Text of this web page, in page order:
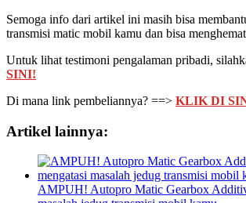
Semoga info dari artikel ini masih bisa
transmisi matic mobil kamu dan bisa
Untuk lihat testimoni pengalaman pribadi,
SINI!
Di mana link pembeliannya? ==> KLIK DI
Artikel lainnya:
AMPUH! Autopro Matic Gearbox